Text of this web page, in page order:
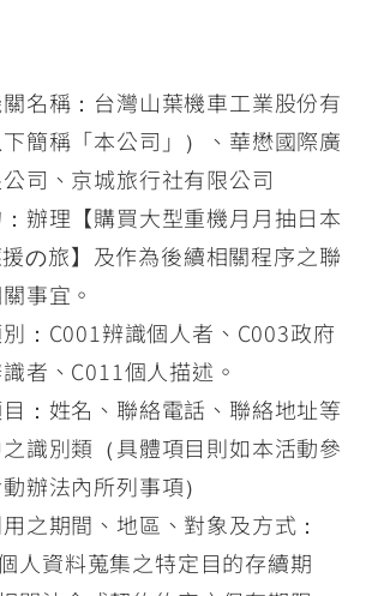
名稱：台灣山葉機車工業股份有
簡稱「本公司」）、華懋國際廣
司、京城旅行社有限公司
辦理【購買大型重機月月抽日本
の旅】及作為後續相關程序之聯
事宜。
：C001辨識個人者、C003政府
者、C011個人描述。
：姓名、聯絡電話、聯絡地址等
識別類（具體項目則如本活動參
辦法內所列事項）
之期間、地區、對象及方式：
人資料蒐集之特定目的存續期